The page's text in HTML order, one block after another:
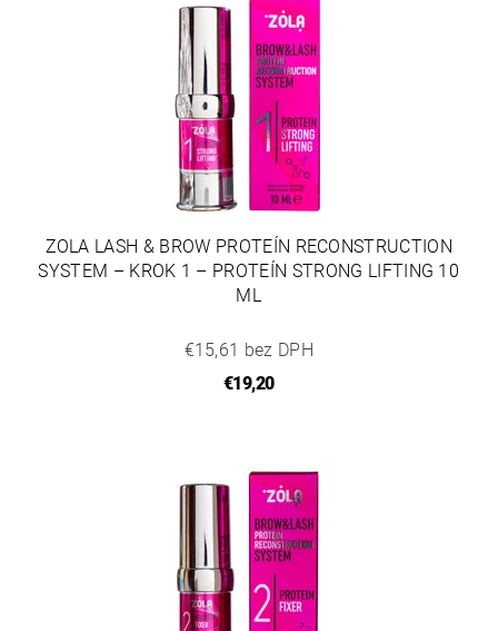
ZOLA LASH & BROW PROTEÍN RECONSTRUCTION
SYSTEM – KROK 1 – PROTEÍN STRONG LIFTING 10
ML
€15,61 bez DPH
€19,20